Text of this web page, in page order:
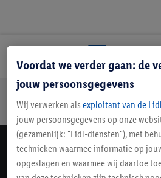
Jouw voordelen bij ons als Lidl
Gratis retourneren Veilig
Lidl
Schrijf je in
Voordat we verder gaan: de
jouw persoonsgegevens
Wij verwerken als exploitant van de
jouw persoonsgegevens op onze
(gezamenlijk: "Lidl-diensten"), met
technieken waarmee informatie op
opgeslagen en waarmee wij daartoe